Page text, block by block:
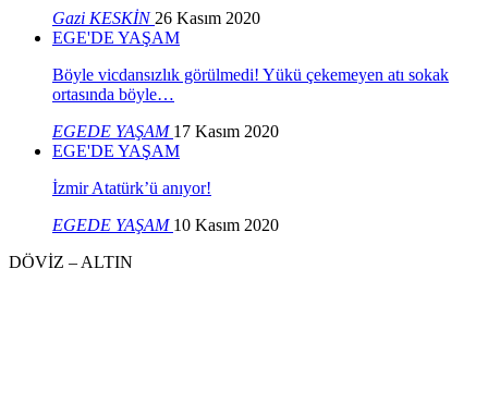
Gazi KESKİN 26 Kasım 2020
EGE'DE YAŞAM
Böyle vicdansızlık görülmedi! Yükü çekemeyen atı sokak
ortasında böyle…
EGEDE YAŞAM 17 Kasım 2020
EGE'DE YAŞAM
İzmir Atatürk’ü anıyor!
EGEDE YAŞAM 10 Kasım 2020
DÖVİZ – ALTIN